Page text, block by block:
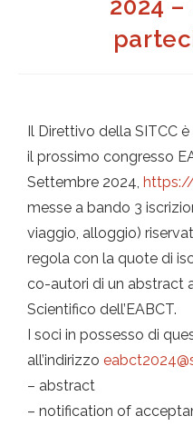
2024
Il Direttivo della SITCC
il prossimo congresso
Settembre 2024,
messe a bando 3
viaggio, alloggio)
regola con la quote di
co-autori di un abstract
Scientifico dell’EABCT.
I soci in possesso di
all’indirizzo
– abstract
– notification of